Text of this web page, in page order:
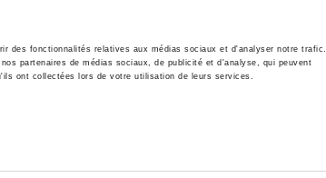
des fonctionnalités relatives aux médias sociaux et d'analyser notre trafic.
partenaires de médias sociaux, de publicité et d'analyse, qui peuvent
ont collectées lors de votre utilisation de leurs services.
History International Politics